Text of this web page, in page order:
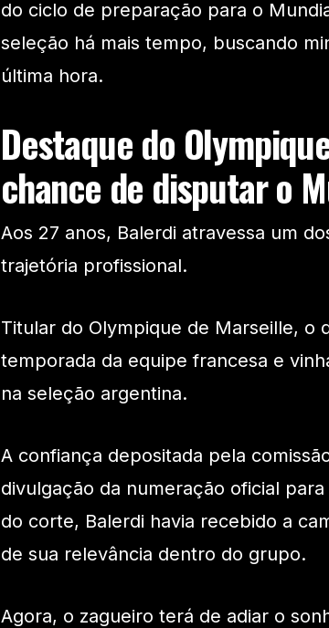
do ciclo de preparação para o
seleção há mais tempo, buscando
última hora.
Destaque do
chance de disputar o
Aos 27 anos, Balerdi atravessa um
trajetória profissional.
Titular do Olympique de Marseille, o
temporada da equipe francesa e
na seleção argentina.
A confiança depositada pela
divulgação da numeração oficial
do corte, Balerdi havia recebido a
de sua relevância dentro do grupo.
Agora, o zagueiro terá de adiar o